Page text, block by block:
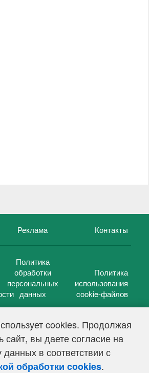
cookies. Продолжая
сайт, вы даете согласие на
данных в соответствии с
обработки cookies.
Реклама Контакты
Политика
обработки
персональных
данных
Политика
использования
cookie-файлов
2005 — 2026 г.
СМИ Эл № ФС 77-39848, выдано
по надзору в сфере связи,
и массовых коммуникаций